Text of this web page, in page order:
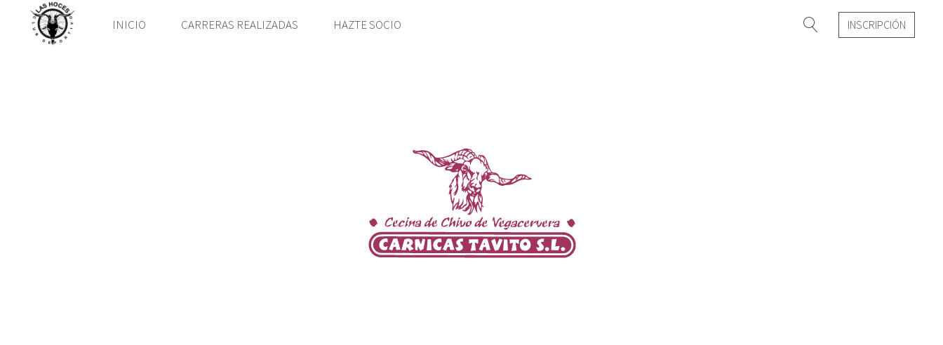
INICIO CARRERAS REALIZADAS HAZTE SOCIO INSCRIPCIÓN